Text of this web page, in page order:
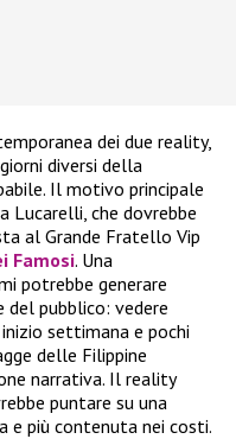
dei due reality,
diversi della
Il motivo principale
Lucarelli, che dovrebbe
al Grande Fratello Vip
Famosi. Una
potrebbe generare
pubblico: vedere
settimana e pochi
delle Filippine
narrativa. Il reality
puntare su una
più contenuta nei costi.